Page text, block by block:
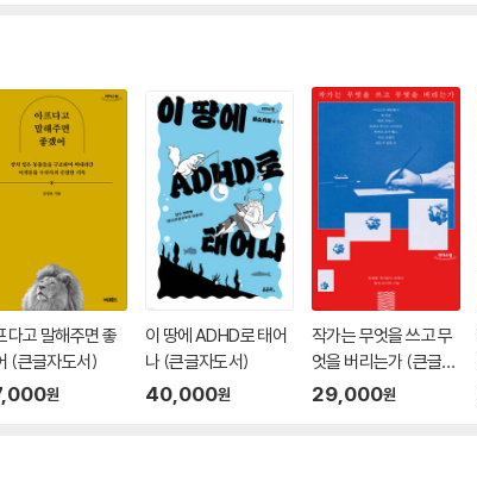
다고 말해주면 좋
(큰글자도서)
원
이 땅에 ADHD로 태어
나 (큰글자도서)
40,000원
작가는 무엇을 쓰고 무
엇을 버리는가 (큰글자
도서)
29,000원